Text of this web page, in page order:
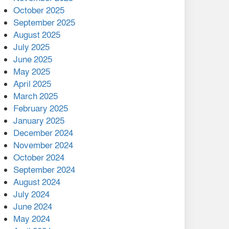
মালয়েশিয়ার প্রধানমন্ত্রীকে চিঠি
দেয়ার পর ফোন তারেক
রহমানের,গ্যাস সঙ্কট
সহায়তার আশ্বাস
এক বিলিয়ন ডলার বিনিয়োগ
হবে আনোয়ারায়
বান্দরবানে বন্যায় ক্ষতিগ্রস্তদের
মাঝে সহায়তা দিলেন সাচিং প্রু
জেরী
October 2025
September 2025
August 2025
July 2025
June 2025
May 2025
April 2025
March 2025
February 2025
January 2025
December 2024
November 2024
October 2024
September 2024
August 2024
July 2024
June 2024
May 2024